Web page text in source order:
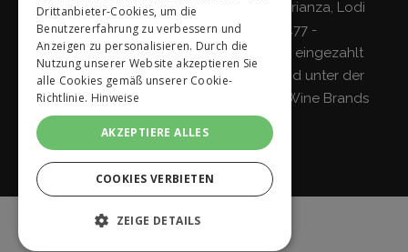
Handelsregister von Mailand, Monza-Brianza, Lodi
04642870960 - R.E.A. MI-2564477 -
Gesellschaftskapital 500.000 Euro voll eingezahlt
Gesellschaft mit einzigem Teilhaber und unter der
Leitung und Koordinierung von
Italian Wine Brands
Drittanbieter-Cookies, um die
Benutzererfahrung zu verbessern und
Anzeigen zu personalisieren. Durch die
Nutzung unserer Website akzeptieren Sie
alle Cookies gemäß unserer Cookie-
Richtlinie. Hinweise
AKZEPTIERE ALLES
COOKIES VERBIETEN
ZEIGE DETAILS